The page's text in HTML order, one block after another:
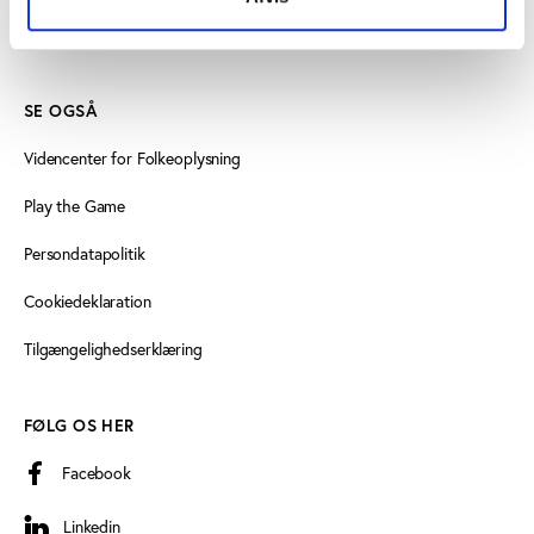
Læs mere om instituttet
SE OGSÅ
Videncenter for Folkeoplysning
Play the Game
Persondatapolitik
Cookiedeklaration
Tilgængelighedserklæring
FØLG OS HER
Facebook
Linkedin